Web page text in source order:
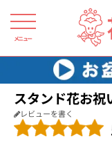
メニュー
花キューピット お祝い
スタンド花お祝
レビューを書く